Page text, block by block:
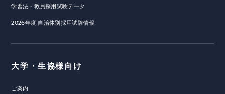
学習法・教員採用試験データ
2026年度 自治体別採用試験情報
大学・生協様向け
ご案内